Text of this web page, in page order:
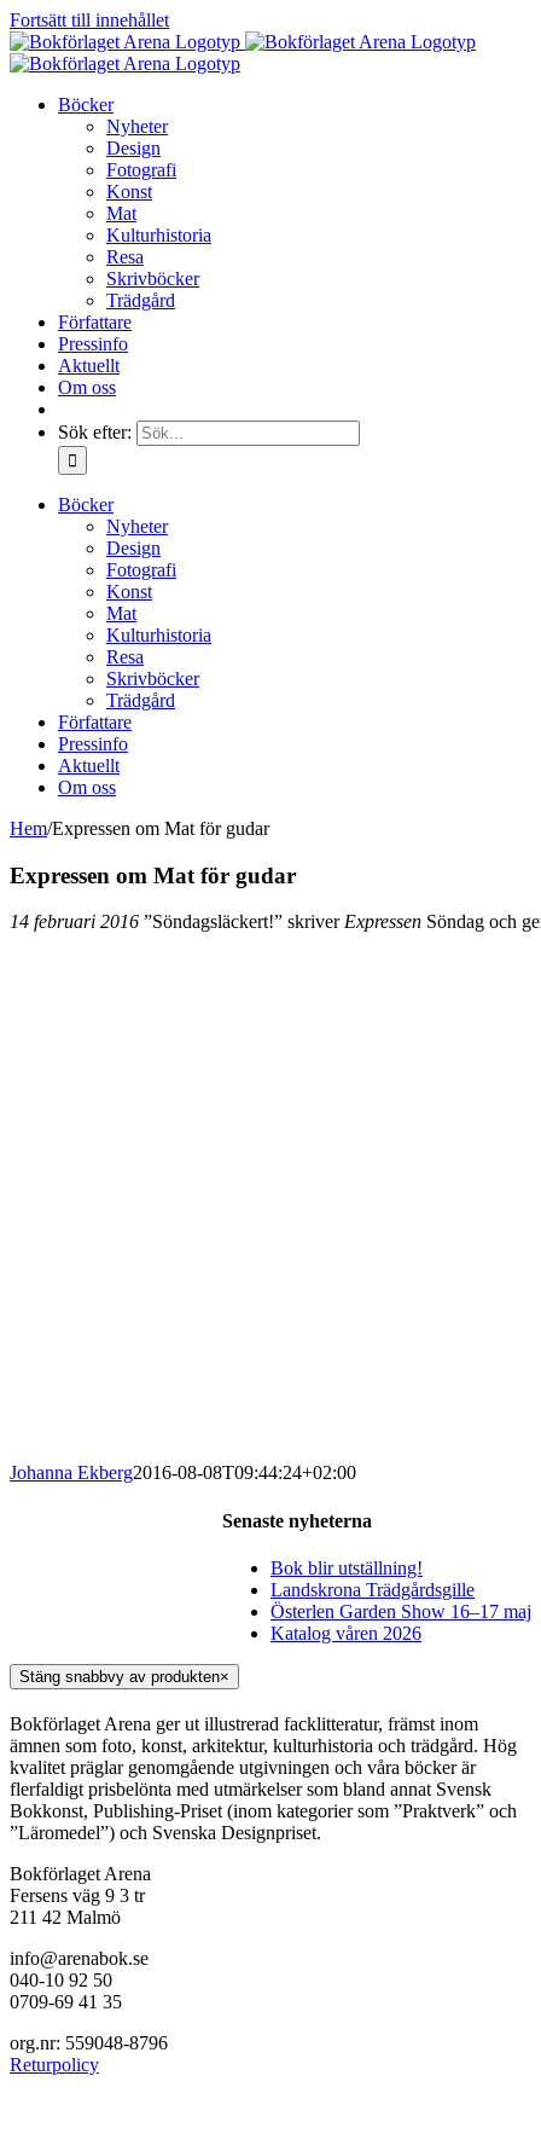
Fortsätt till innehållet
Böcker
Nyheter
Design
Fotografi
Konst
Mat
Kulturhistoria
Resa
Skrivböcker
Trädgård
Författare
Pressinfo
Aktuellt
Om oss
Sök efter:
Böcker
Nyheter
Design
Fotografi
Konst
Mat
Kulturhistoria
Resa
Skrivböcker
Trädgård
Författare
Pressinfo
Aktuellt
Om oss
Hem/Expressen om Mat för gudar
Expressen om Mat för gudar
14 februari 2016 ”Söndagsläckert!” skriverExpressen Söndag och
Johanna Ekberg2016-08-08T09:44:24+02:00
Senaste nyheterna
Bok blir utställning!
Landskrona Trädgårdsgille
Österlen Garden Show 16–17 maj
Katalog våren 2026
Stäng snabbvy av produkten×
Bokförlaget Arena ger ut illustrerad facklitteratur, främst inom
ämnen som foto, konst, arkitektur, kulturhistoria och trädgård. Hög
kvalitet präglar genomgående utgivningen och våra böcker är
flerfaldigt prisbelönta med utmärkelser som bland annat Svensk
Bokkonst, Publishing-Priset (inom kategorier som ”Praktverk” och
”Läromedel”) och Svenska Designpriset.
Bokförlaget Arena
Fersens väg 9 3 tr
211 42 Malmö
info@arenabok.se
040-10 92 50
0709-69 41 35
org.nr: 559048-8796
Returpolicy